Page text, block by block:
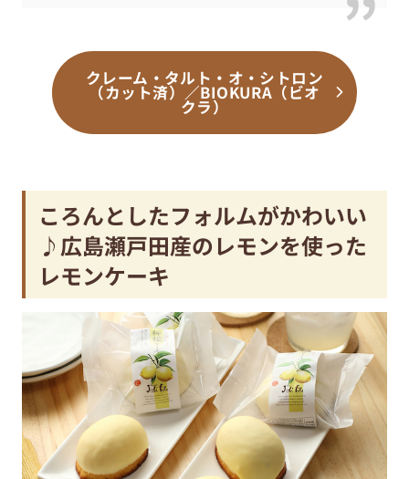
クレーム・タルト・オ・シトロン
（カット済）／BIOKURA（ビオ
クラ）
ころんとしたフォルムがかわいい
♪広島瀬戸田産のレモンを使った
レモンケーキ